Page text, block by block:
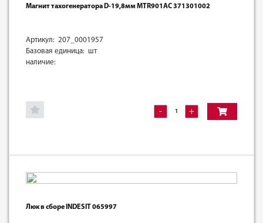
Магнит тахогенератора D-19,8мм MTR901AC 371301002
Артикул: 207_0001957
Базовая единица: шт
наличие:
- +
Люк в сборе INDESIT 065997